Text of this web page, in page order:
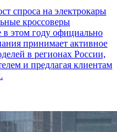
спроса на электрокары
кроссоверы
в этом году официально
принимает активное
в регионах России,
и предлагая клиентам